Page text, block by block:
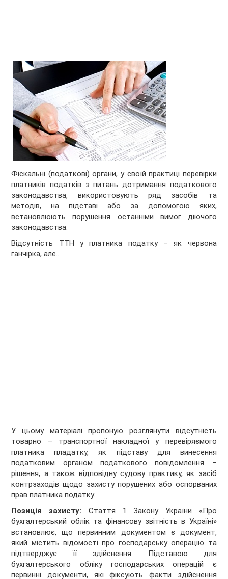
Фіскальні (податкові) органи, у своїй практиці перевірки
платників податків з питань дотримання податкового
законодавства, використовують ряд засобів та
методів, на підставі або за допомогою яких,
встановлюють порушення останніми вимог діючого
законодавства.
Відсутність ТТН у платника податку – як червона
ганчірка, але…
У цьому матеріалі пропоную розглянути відсутність
товарно – транспортної накладної у перевіряємого
платника пладатку, як підставу для винесення
податковим органом податкового повідомлення –
рішення, а також відповідну судову практику, як засіб
контрзаходів щодо захисту порушених або оспорваних
прав платника податку.
Позиція захисту: Стаття 1 Закону України «Про
бухгалтерський облік та фінансову звітність в Україні»
встановлює, що первинним документом є документ,
який містить відомості про господарську операцію та
підтверджує її здійснення. Підставою для
бухгалтерського обліку господарських операцій є
первинні документи, які фіксують факти здійснення